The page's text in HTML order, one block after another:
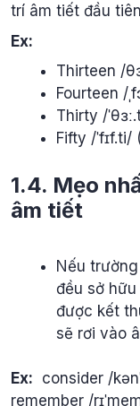
trí âm tiết đầu
Ex:
Thirteen /
Fourteen /
Thirty /
Fifty /
1.4. Mẹo
âm tiết
Nếu
đều sở
được kết
sẽ rơi vào
Ex: consider /
remember /